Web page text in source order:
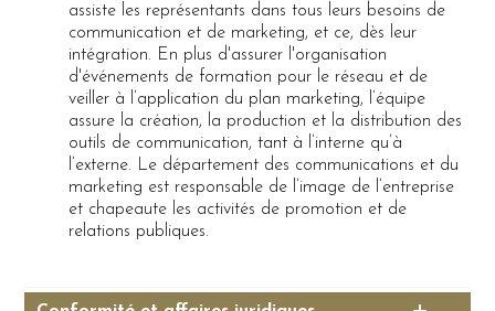
assiste les représentants dans tous leurs besoins de
communication et de marketing, et ce, dès leur
intégration. En plus d'assurer l'organisation
d'événements de formation pour le réseau et de
veiller à l’application du plan marketing, l’équipe
assure la création, la production et la distribution des
outils de communication, tant à l’interne qu’à
l’externe. Le département des communications et du
marketing est responsable de l’image de l’entreprise
et chapeaute les activités de promotion et de
relations publiques.